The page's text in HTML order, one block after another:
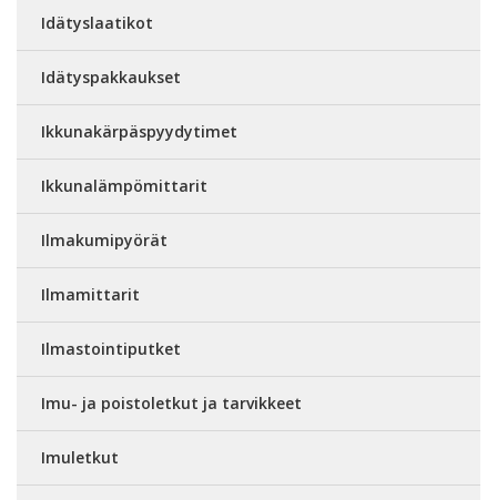
Idätyslaatikot
Idätyspakkaukset
Ikkunakärpäspyydytimet
Ikkunalämpömittarit
Ilmakumipyörät
Ilmamittarit
Ilmastointiputket
Imu- ja poistoletkut ja tarvikkeet
Imuletkut